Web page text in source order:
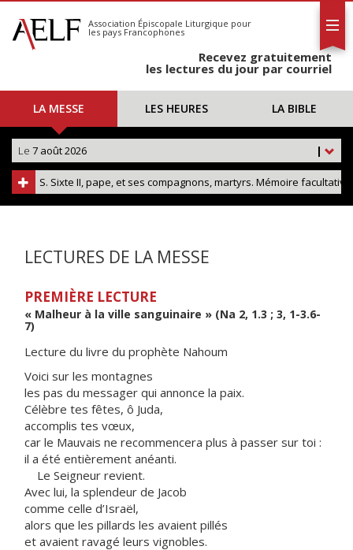
S'abonner
Calendrier
Association Épiscopale Liturgique pour
les pays Francophones
Recevez gratuitement
les lectures du jour par courriel
LA MESSE LES HEURES LA BIBLE
|
Le 7 août 2026
S. Sixte II, pape, et ses compagnons, martyrs. Mémoire facultative
LECTURES DE LA MESSE
PREMIÈRE LECTURE
« Malheur à la ville sanguinaire » (Na 2, 1.3 ; 3, 1-3.6-
7)
Lecture du livre du prophète Nahoum
Voici sur les montagnes
les pas du messager qui annonce la paix.
Célèbre tes fêtes, ô Juda,
accomplis tes vœux,
car le Mauvais ne recommencera plus à passer sur toi :
il a été entièrement anéanti.
Le Seigneur revient.
Avec lui, la splendeur de Jacob
comme celle d’Israël,
alors que les pillards les avaient pillés
et avaient ravagé leurs vignobles.